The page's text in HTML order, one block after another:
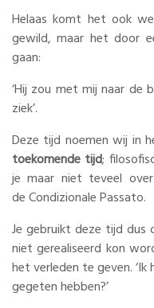
Helaas komt het ook
gewild, maar het door
gaan:
‘Hij zou met mij naar de
ziek’.
Deze tijd noemen wij in
toekomende tijd;
je maar niet teveel
de Condizionale Passato.
Je gebruikt deze tijd dus
niet gerealiseerd kon
het verleden te geven. ‘Ik
gegeten hebben?’